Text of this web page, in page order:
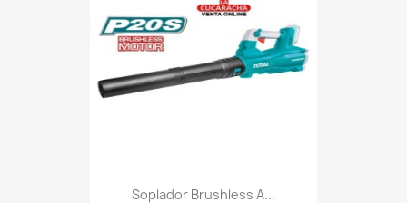
Soplador Brushless A...